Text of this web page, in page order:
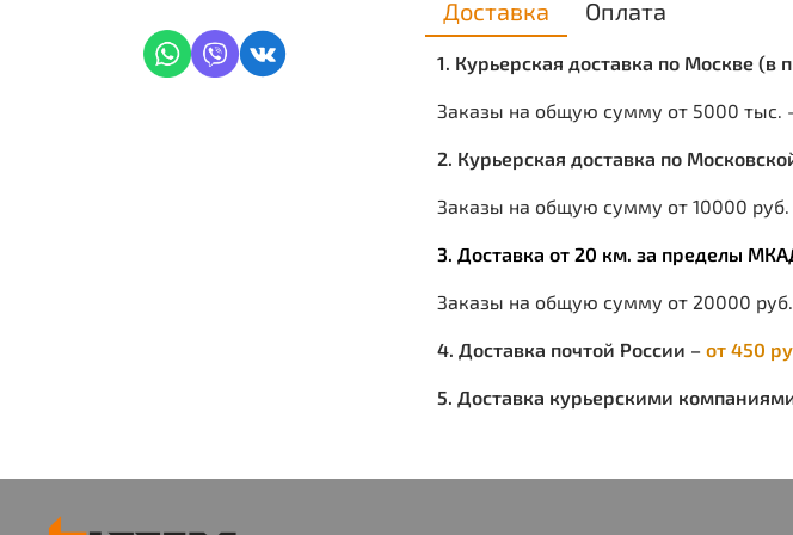
Доставка Оплата
1. Курьерская доставка по Москве (в
Заказы на общую сумму от 5000 тыс.
2. Курьерская доставка по
Заказы на общую сумму от 10000 руб.
3. Доставка от 20 км. за пределы
Заказы на общую сумму от 20000 руб.
4. Доставка почтой России – от 450
5. Доставка курьерскими